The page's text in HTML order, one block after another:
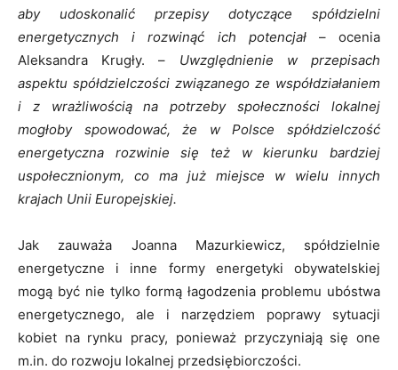
aby udoskonalić przepisy dotyczące spółdzielni
energetycznych i rozwinąć ich potencjał – ocenia
Aleksandra Krugły. – Uwzględnienie w przepisach
aspektu spółdzielczości związanego ze współdziałaniem
i z wrażliwością na potrzeby społeczności lokalnej
mogłoby spowodować, że w Polsce spółdzielczość
energetyczna rozwinie się też w kierunku bardziej
uspołecznionym, co ma już miejsce w wielu innych
krajach Unii Europejskiej.
Jak zauważa Joanna Mazurkiewicz, spółdzielnie
energetyczne i inne formy energetyki obywatelskiej
mogą być nie tylko formą łagodzenia problemu ubóstwa
energetycznego, ale i narzędziem poprawy sytuacji
kobiet na rynku pracy, ponieważ przyczyniają się one
m.in. do rozwoju lokalnej przedsiębiorczości.